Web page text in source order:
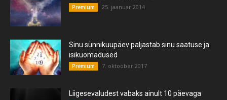
Premium 25. jaanuar 2014
Sinu sünnikuupäev paljastab sinu saatuse ja
isikuomadused
Premium 7. oktoober 2017
Liigesevaludest vabaks ainult 10 päevaga